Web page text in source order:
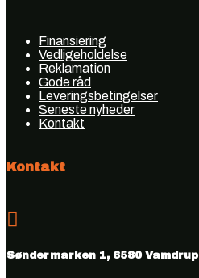
Finansiering
Vedligeholdelse
Reklamation
Gode råd
Leveringsbetingelser
Seneste nyheder
Kontakt
Kontakt

Søndermarken 1, 6580 Vamdrup